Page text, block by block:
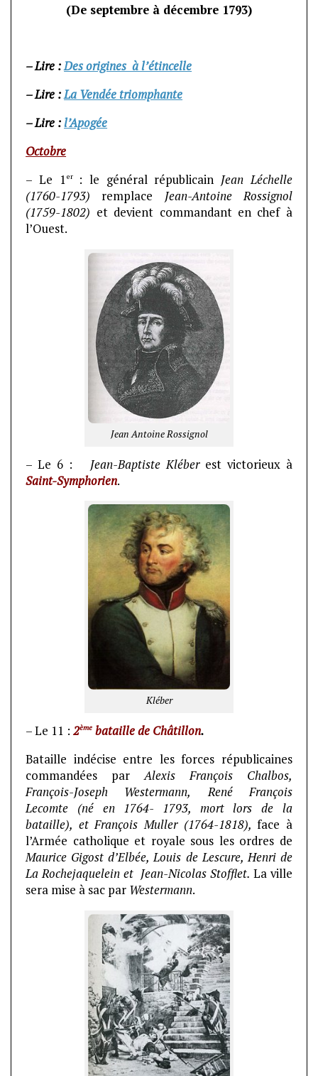
(De septembre à décembre 1793)
– Lire :Des origines à l’étincelle
– Lire :La Vendée triomphante
– Lire :l’Apogée
Octobre
– Le 1er : le général républicain Jean Léchelle
(1760-1793) remplace Jean-Antoine Rossignol
(1759-1802) et devient commandant en chef à
l’Ouest.
Jean Antoine Rossignol
– Le 6 : Jean-Baptiste Kléber est victorieux à
Saint-Symphorien.
Kléber
– Le 11 :2ème bataille de Châtillon.
Bataille indécise entre les forces républicaines
commandées parAlexis François Chalbos,
François-Joseph Westermann,
René François
Lecomte (né en 1764- 1793, mort lors de la
bataille), et François Muller (1764-1818),face à
l’Armée catholique et royale sous les ordres de
Maurice Gigost d’Elbée, Louis deLescure, Henri de
La Rochejaquelein et Jean-Nicolas Stofflet. La ville
sera mise à sac par Westermann.